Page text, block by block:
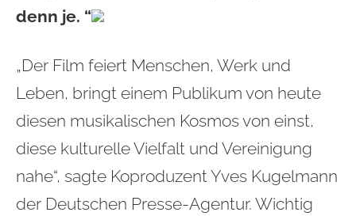
denn je. “
„Der Film feiert Menschen, Werk und
Leben, bringt einem Publikum von heute
diesen musikalischen Kosmos von einst,
diese kulturelle Vielfalt und Vereinigung
nahe“, sagte Koproduzent Yves Kugelmann
der Deutschen Presse-Agentur. Wichtig